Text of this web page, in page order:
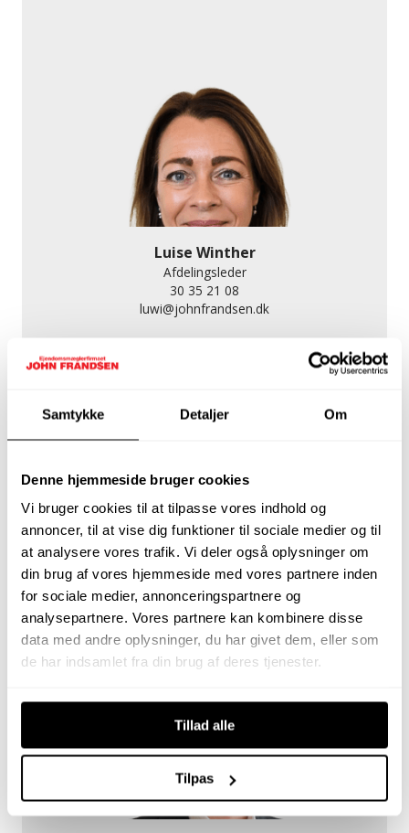
Samtykke Detaljer Om
Denne hjemmeside bruger cookies
Vi bruger cookies til at tilpasse vores indhold og
annoncer, til at vise dig funktioner til sociale medier og til
at analysere vores trafik. Vi deler også oplysninger om
din brug af vores hjemmeside med vores partnere inden
for sociale medier, annonceringspartnere og
analysepartnere. Vores partnere kan kombinere disse
data med andre oplysninger, du har givet dem, eller som
de har indsamlet fra din brug af deres tjenester.
Tillad alle
Tilpas
Luise Winther
Afdelingsleder
30 35 21 08
luwi@johnfrandsen.dk
Julie Østergaard Jepsen
Salg & Vurdering
28 92 70 51
juoj@johnfrandsen.dk